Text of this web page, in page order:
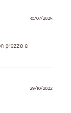
30/07/2025
prezzo e
29/10/2022